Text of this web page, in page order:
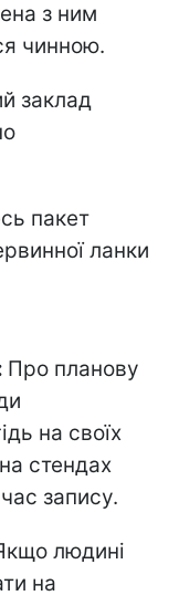
з ним
чинною.
заклад
пакет
ланки
Про планову
на своїх
стендах
запису.
людині
на